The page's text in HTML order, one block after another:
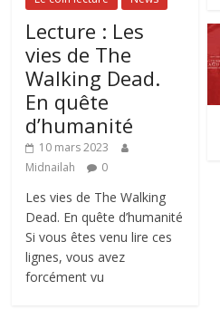
Lecture : Les
vies de The
Walking Dead.
En quête
d’humanité
10 mars 2023
Midnailah
0
Les vies de The Walking
Dead. En quête d’humanité
Si vous êtes venu lire ces
lignes, vous avez
forcément vu